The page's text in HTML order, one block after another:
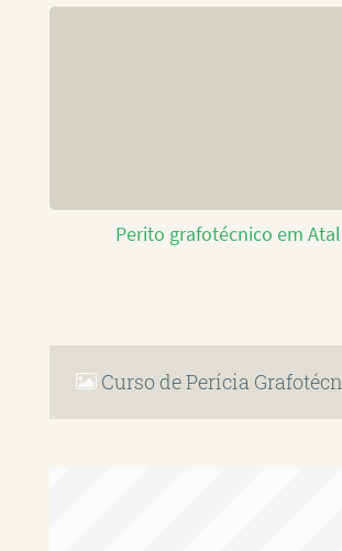
Perito grafotécnico em
Curso de Perícia